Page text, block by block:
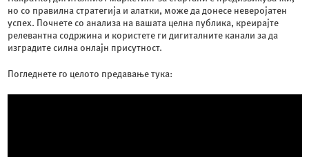
но со правилна стратегија и алатки, може да донесе неверојатен
успех. Почнете со анализа на вашата целна публика, креирајте
релевантна содржина и користете ги дигиталните канали за да
изградите силна онлајн присутност.
Погледнете го целото предавање тука: